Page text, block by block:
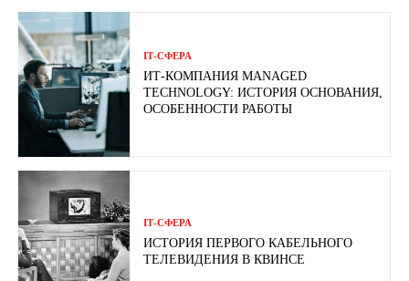
ІТ-СФЕРА
ИТ-КОМПАНИЯ MANAGED
TECHNOLOGY: ИСТОРИЯ ОСНОВАНИЯ,
ОСОБЕННОСТИ РАБОТЫ
ІТ-СФЕРА
ИСТОРИЯ ПЕРВОГО КАБЕЛЬНОГО
ТЕЛЕВИДЕНИЯ В КВИНСЕ